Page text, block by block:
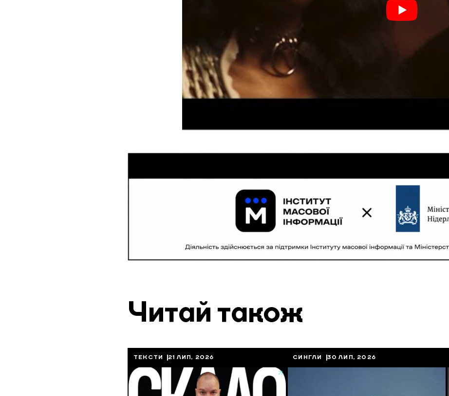
Читай також
ТЕКСТИ 21 ЛИП, 2026 СИНГЛИ 30 ЛИП, 2026